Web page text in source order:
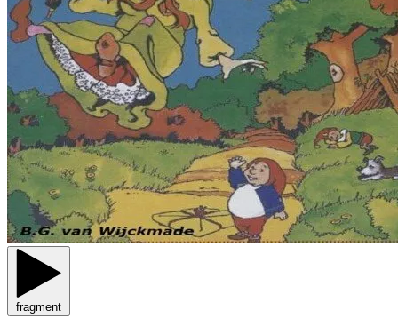
fragment